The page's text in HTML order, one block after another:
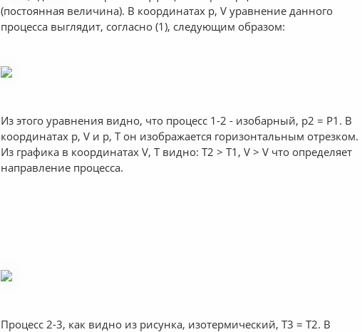
(постоянная величина). В координатах р, V уравнение данного
процесса выглядит, согласно (1), следующим образом:
Из этого уравнения видно, что процесс 1-2 - изобарный, р2 = Р1. В
координатах р, V и р, Т он изображается горизонтальным отрезком.
Из графика в координатах V, Т видно: Т2 > Т1, V > V что определяет
направление процесса.
Процесс 2-3, как видно из рисунка, изотермический, Т3 = Т2. В